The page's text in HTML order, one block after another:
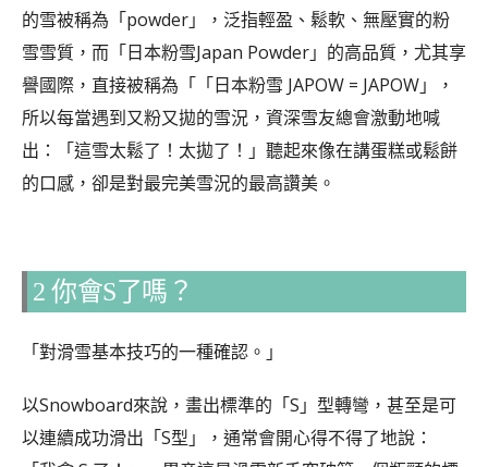
的雪被稱為「powder」，泛指輕盈、鬆軟、無壓實的粉
雪雪質，而「日本粉雪Japan Powder」的高品質，尤其享
譽國際，直接被稱為「「日本粉雪 JAPOW = JAPOW」，
所以每當遇到又粉又拋的雪況，資深雪友總會激動地喊
出：「這雪太鬆了！太拋了！」聽起來像在講蛋糕或鬆餅
的口感，卻是對最完美雪況的最高讚美。
2 你會S了嗎？
「對滑雪基本技巧的一種確認。」
以Snowboard來說，畫出標準的「S」型轉彎，甚至是可
以連續成功滑出「S型」，通常會開心得不得了地說：